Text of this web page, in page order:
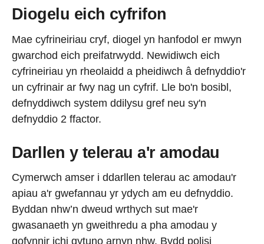
Diogelu eich cyfrifon
Mae cyfrineiriau cryf, diogel yn hanfodol er mwyn
gwarchod eich preifatrwydd. Newidiwch eich
cyfrineiriau yn rheolaidd a pheidiwch â defnyddio'r
un cyfrinair ar fwy nag un cyfrif. Lle bo'n bosibl,
defnyddiwch system ddilysu gref neu sy'n
defnyddio 2 ffactor.
Darllen y telerau a'r amodau
Cymerwch amser i ddarllen telerau ac amodau'r
apiau a'r gwefannau yr ydych am eu defnyddio.
Byddan nhw’n dweud wrthych sut mae'r
gwasanaeth yn gweithredu a pha amodau y
gofynnir ichi gytuno arnyn nhw. Bydd polisi